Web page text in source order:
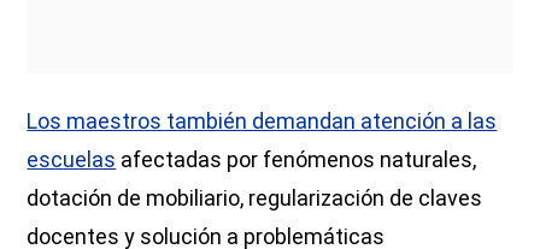
Los maestros también demandan atención a las
escuelas afectadas por fenómenos naturales,
dotación de mobiliario, regularización de claves
docentes y solución a problemáticas